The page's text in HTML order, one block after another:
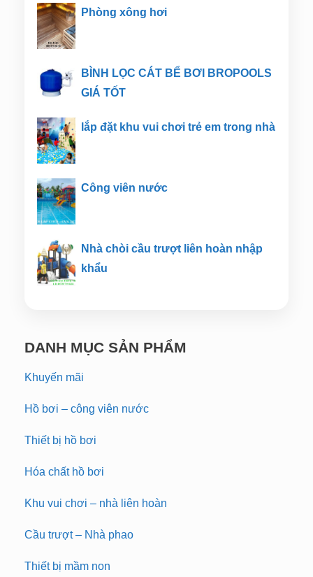
Phòng xông hơi
BÌNH LỌC CÁT BỂ BƠI BROPOOLS
GIÁ TỐT
lắp đặt khu vui chơi trẻ em trong nhà
Công viên nước
Nhà chòi cầu trượt liên hoàn nhập
khẩu
DANH MỤC SẢN PHẨM
Khuyến mãi
Hồ bơi – công viên nước
Thiết bị hồ bơi
Hóa chất hồ bơi
Khu vui chơi – nhà liên hoàn
Cầu trượt – Nhà phao
Thiết bị mầm non